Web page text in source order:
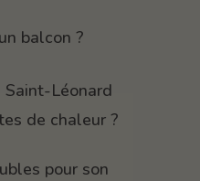
balcon ?
Léonard
de chaleur ?
pour son